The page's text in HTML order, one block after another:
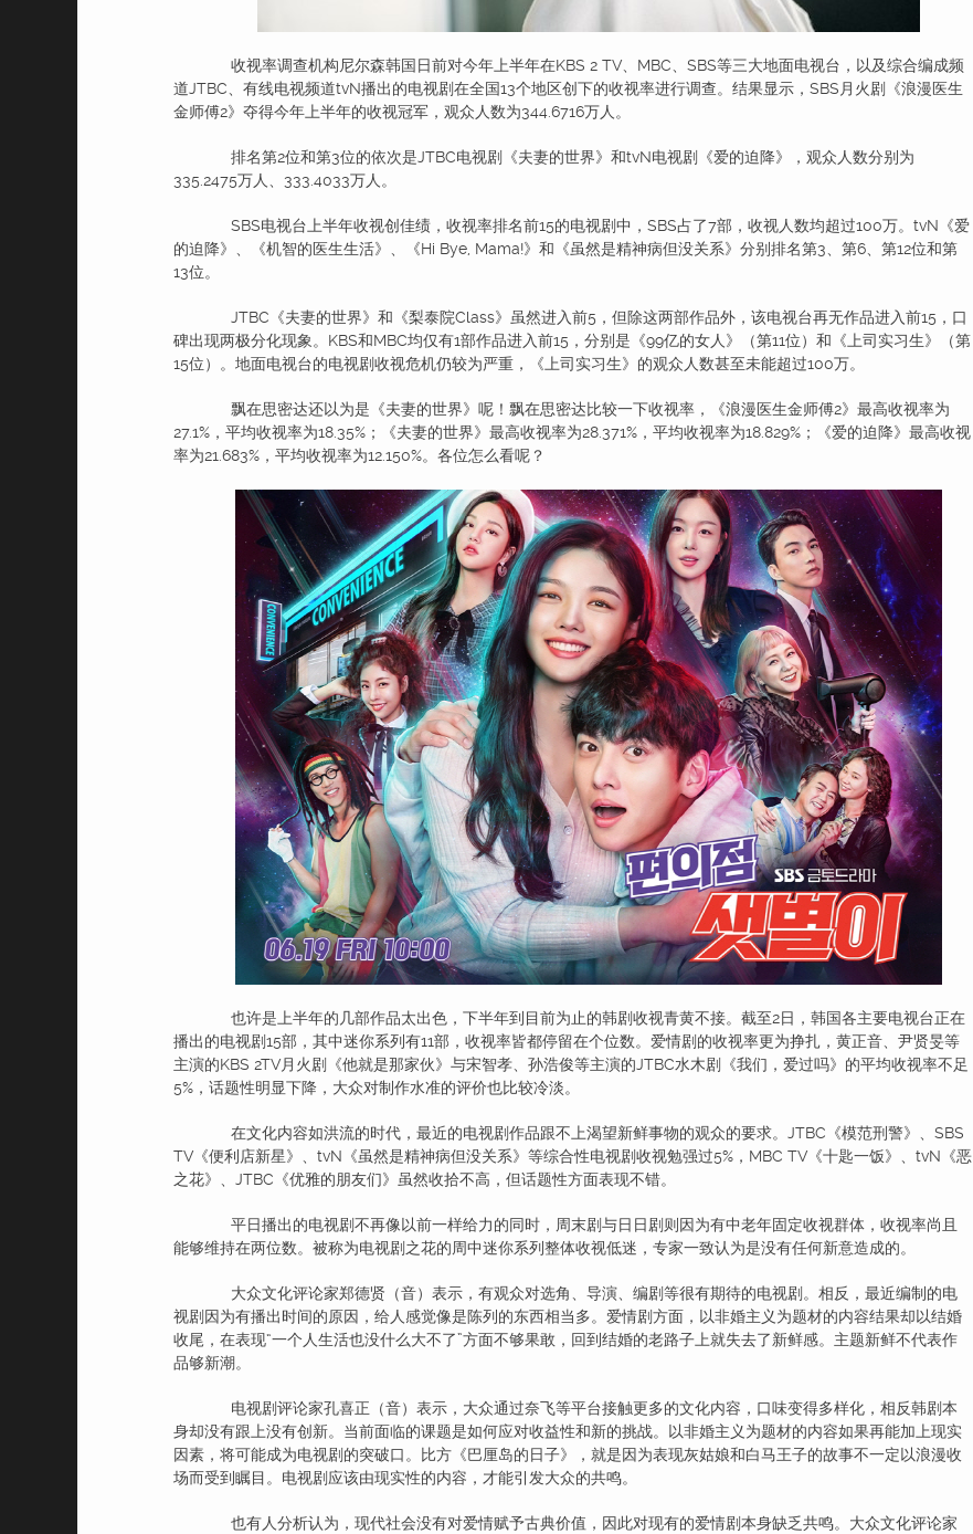
收视率调查机构尼尔森韩国日前对今年上半年在KBS 2 TV、MBC、SBS等三大地面电视台，以及综合编成频
道JTBC、有线电视频道tvN播出的电视剧在全国13个地区创下的收视率进行调查。结果显示，SBS月火剧《浪漫医生
金师傅2》夺得今年上半年的收视冠军，观众人数为344.6716万人。
排名第2位和第3位的依次是JTBC电视剧《夫妻的世界》和tvN电视剧《爱的迫降》，观众人数分别为
335.2475万人、333.4033万人。
SBS电视台上半年收视创佳绩，收视率排名前15的电视剧中，SBS占了7部，收视人数均超过100万。tvN《爱
的迫降》、《机智的医生生活》、《Hi Bye, Mama!》和《虽然是精神病但没关系》分别排名第3、第6、第12位和第
13位。
JTBC《夫妻的世界》和《梨泰院Class》虽然进入前5，但除这两部作品外，该电视台再无作品进入前15，口
碑出现两极分化现象。KBS和MBC均仅有1部作品进入前15，分别是《99亿的女人》（第11位）和《上司实习生》（第
15位）。地面电视台的电视剧收视危机仍较为严重，《上司实习生》的观众人数甚至未能超过100万。
飘在思密达还以为是《夫妻的世界》呢！飘在思密达比较一下收视率，《浪漫医生金师傅2》最高收视率为
27.1%，平均收视率为18.35%；《夫妻的世界》最高收视率为28.371%，平均收视率为18.829%；《爱的迫降》最高收视
率为21.683%，平均收视率为12.150%。各位怎么看呢？
也许是上半年的几部作品太出色，下半年到目前为止的韩剧收视青黄不接。截至2日，韩国各主要电视台正在
播出的电视剧15部，其中迷你系列有11部，收视率皆都停留在个位数。爱情剧的收视率更为挣扎，黄正音、尹贤旻等
主演的KBS 2TV月火剧《他就是那家伙》与宋智孝、孙浩俊等主演的JTBC水木剧《我们，爱过吗》的平均收视率不足
5%，话题性明显下降，大众对制作水准的评价也比较冷淡。
在文化内容如洪流的时代，最近的电视剧作品跟不上渴望新鲜事物的观众的要求。JTBC《模范刑警》、SBS
TV《便利店新星》、tvN《虽然是精神病但没关系》等综合性电视剧收视勉强过5%，MBC TV《十匙一饭》、tvN《恶
之花》、JTBC《优雅的朋友们》虽然收拾不高，但话题性方面表现不错。
平日播出的电视剧不再像以前一样给力的同时，周末剧与日日剧则因为有中老年固定收视群体，收视率尚且
能够维持在两位数。被称为电视剧之花的周中迷你系列整体收视低迷，专家一致认为是没有任何新意造成的。
大众文化评论家郑德贤（音）表示，有观众对选角、导演、编剧等很有期待的电视剧。相反，最近编制的电
视剧因为有播出时间的原因，给人感觉像是陈列的东西相当多。爱情剧方面，以非婚主义为题材的内容结果却以结婚
收尾，在表现“一个人生活也没什么大不了”方面不够果敢，回到结婚的老路子上就失去了新鲜感。主题新鲜不代表作
品够新潮。
电视剧评论家孔喜正（音）表示，大众通过奈飞等平台接触更多的文化内容，口味变得多样化，相反韩剧本
身却没有跟上没有创新。当前面临的课题是如何应对收益性和新的挑战。以非婚主义为题材的内容如果再能加上现实
因素，将可能成为电视剧的突破口。比方《巴厘岛的日子》，就是因为表现灰姑娘和白马王子的故事不一定以浪漫收
场而受到瞩目。电视剧应该由现实性的内容，才能引发大众的共鸣。
也有人分析认为，现代社会没有对爱情赋予古典价值，因此对现有的爱情剧本身缺乏共鸣。大众文化评论家